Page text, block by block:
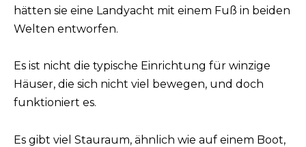
hätten sie eine Landyacht mit einem Fuß in beiden
Welten entworfen.
Es ist nicht die typische Einrichtung für winzige
Häuser, die sich nicht viel bewegen, und doch
funktioniert es.
Es gibt viel Stauraum, ähnlich wie auf einem Boot,